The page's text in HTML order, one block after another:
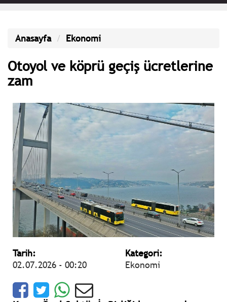
Anasayfa Ekonomi
Otoyol ve köprü geçiş ücretlerine
zam
Tarih:
02.07.2026 - 00:20
Kategori:
Ekonomi